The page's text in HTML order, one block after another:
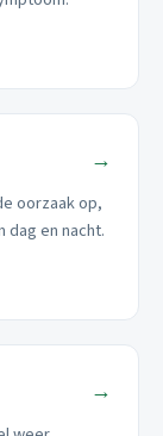
→
oorzaak op,
dag en nacht.
→